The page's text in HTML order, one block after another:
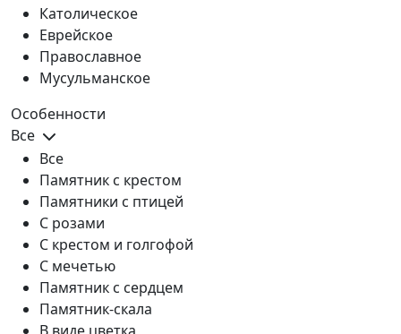
Католическое
Еврейское
Православное
Мусульманское
Особенности
Все
Все
Памятник с крестом
Памятники с птицей
С розами
С крестом и голгофой
С мечетью
Памятник с сердцем
Памятник-скала